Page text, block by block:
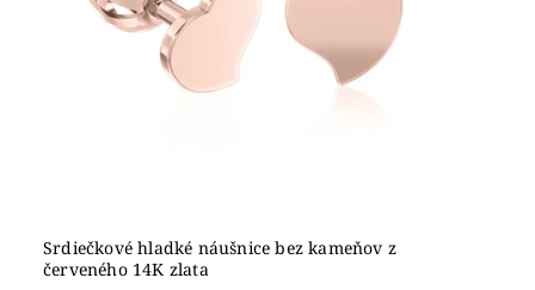
Srdiečkové hladké náušnice bez kameňov z
červeného 14K zlata